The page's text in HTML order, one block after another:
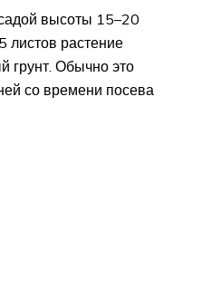
высоты 15–20
растение
грунт. Обычно это
со времени посева